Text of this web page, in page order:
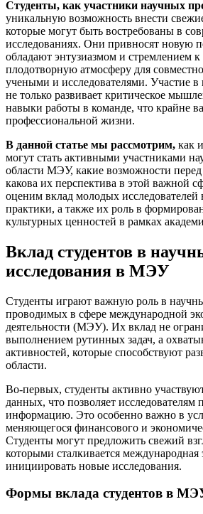
Студенты, как участники научных
уникальную возможность внести
которые могут быть востребованы в
исследованиях. Они привносят новую
обладают энтузиазмом и стремлением к
плодотворную атмосферу для
учеными и исследователями. Участие в
не только развивает критическое
навыки работы в команде, что крайне
профессиональной жизни.
В данной статье мы рассмотрим, как
могут стать активными участниками
области МЭУ, какие возможности
какова их перспектива в этой важной
оценим вклад молодых исследователей
практики, а также их роль в
культурных ценностей в рамках
Вклад студентов в
исследования в МЭУ
Студенты играют важную роль в
проводимых в сфере международной
деятельности (МЭУ). Их вклад не
выполнением рутинных задач, а
активностей, которые способствуют
области.
Во-первых, студенты активно
данных, что позволяет исследователям
информацию. Это особенно важно в
меняющегося финансового и
Студенты могут предложить свежий
которыми сталкивается международная
инициировать новые исследования.
Формы вклада студентов в